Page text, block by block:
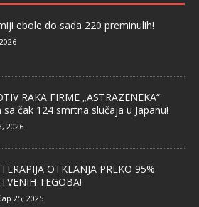
ebole do sada 220 preminulih!
RAKA FIRME „ASTRAZENEKA“
sa čak 124 smrtna slučaja u Japanu!
2026
OTKLANJA PREKO 95%
TEGOBA!
25, 2025